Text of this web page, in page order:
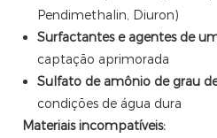
Pendimethalin, Diuron)
Surfactantes e agentes de
captação aprimorada
Sulfato de amônio de grau
condições de água dura
Materiais incompatíveis: